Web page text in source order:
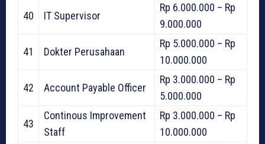
40 IT Supervisor
Rp 6.000.000 – Rp
9.000.000
41 Dokter Perusahaan
Rp 5.000.000 – Rp
10.000.000
42 Account Payable Officer
Rp 3.000.000 – Rp
5.000.000
43
Continous Improvement
Staff
Rp 3.000.000 – Rp
10.000.000